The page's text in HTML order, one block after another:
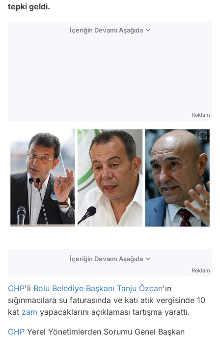
tepki geldi.
İçeriğin Devamı Aşağıda
Reklam
İçeriğin Devamı Aşağıda
Reklam
CHP'li Bolu Belediye Başkanı Tanju Özcan'ın
sığınmacılara su faturasında ve katı atık vergisinde 10
kat zam yapacaklarını açıklaması tartışma yarattı.
CHP Yerel Yönetimlerden Sorumu Genel Başkan